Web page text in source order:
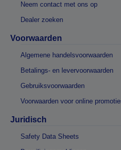
Neem contact met ons op
Dealer zoeken
Voorwaarden
Algemene handelsvoorwaarden
Betalings- en levervoorwaarden
Gebruiksvoorwaarden
Voorwaarden voor online
Juridisch
Safety Data Sheets